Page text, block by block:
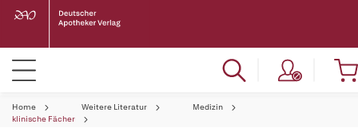
Home Weitere Literatur
Medizin
klinische Fächer